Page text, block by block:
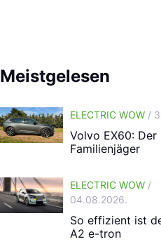
Meistgelesen
ELECTRIC WOW /
Volvo EX60: Der
Familienjäger
ELECTRIC WOW /
04.08.2026.
So effizient ist
A2 e-tron